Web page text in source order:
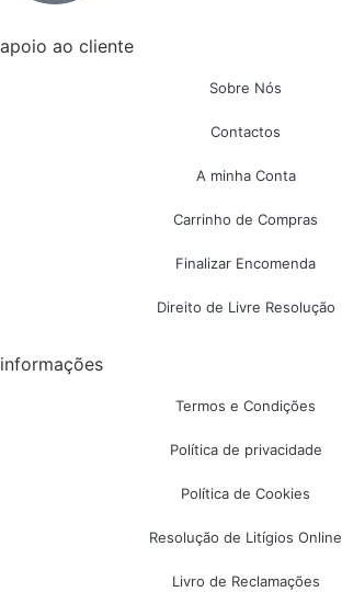
apoio ao cliente
Sobre Nós
Contactos
A minha Conta
Carrinho de Compras
Finalizar Encomenda
Direito de Livre Resolução
informações
Termos e Condições
Política de privacidade
Política de Cookies
Resolução de Litígios Online
Livro de Reclamações